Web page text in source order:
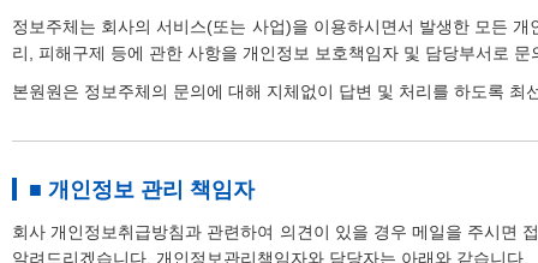
정보주체는 회사의 서비스(또는 사업)을 이용하시면서 발생한 모든
리, 피해구제 등에 관한 사항을 개인정보 보호책임자 및 담당부서로 문
본원원은 정보주체의 문의에 대해 지체없이 답변 및 처리를 하도록 최
■ 개인정보 관리 책임자
회사 개인정보취급방침과 관련하여 의견이 있을 경우 메일을 주시면
알려드리겠습니다. 개인정보관리책임자와 담당자는 아래와 같습니다.